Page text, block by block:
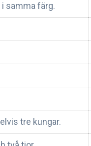
samma färg.
tre kungar.